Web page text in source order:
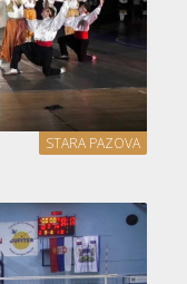
STARA PAZOVA